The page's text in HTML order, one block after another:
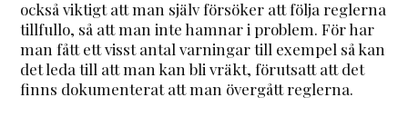
också viktigt att man själv försöker att följa reglerna
tillfullo, så att man inte hamnar i problem. För har
man fått ett visst antal varningar till exempel så kan
det leda till att man kan bli vräkt, förutsatt att det
finns dokumenterat att man övergått reglerna.